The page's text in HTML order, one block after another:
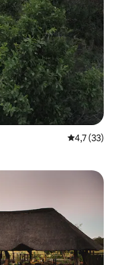
4,7 (33)